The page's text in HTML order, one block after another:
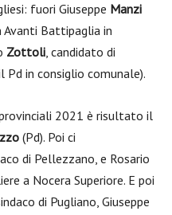
fuori Giuseppe Manzi
Battipaglia in
Zottoli, candidato di
in consiglio comunale).
2021 è risultato il
(Pd). Poi ci
di Pellezzano, e Rosario
a Nocera Superiore. E poi
di Pugliano,Giuseppe